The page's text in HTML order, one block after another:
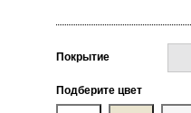
Покрытие
Подберите цвет